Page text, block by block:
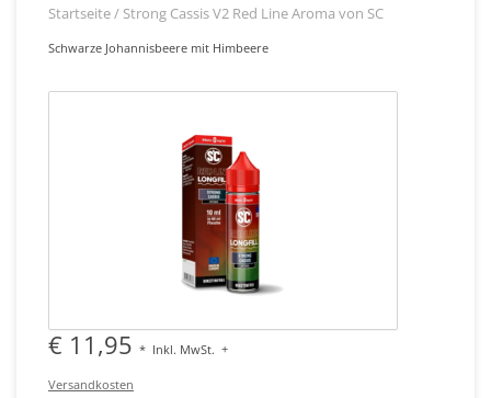
Startseite/ Strong Cassis V2 Red Line Aroma von SC
Schwarze Johannisbeere mit Himbeere
€ 11,95 * Inkl. MwSt. +
Versandkosten